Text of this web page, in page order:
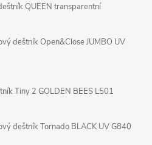
QUEEN transparentní
deštník Open&Close JUMBO UV
Tiny 2 GOLDEN BEES L501
deštník Tornado BLACK UV G840